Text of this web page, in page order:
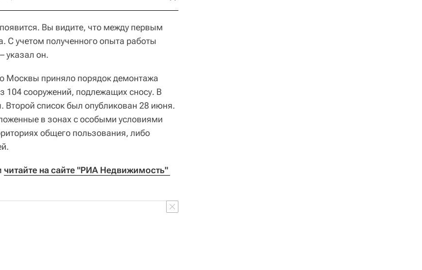
Вы видите, что между первым
С учетом полученного опыта работы
указал он.
Москвы приняло порядок демонтажа
104 сооружений, подлежащих сносу. В
список был опубликован 28 июня.
в зонах с особыми условиями
общего пользования, либо
читайте на сайте "РИА Недвижимость"